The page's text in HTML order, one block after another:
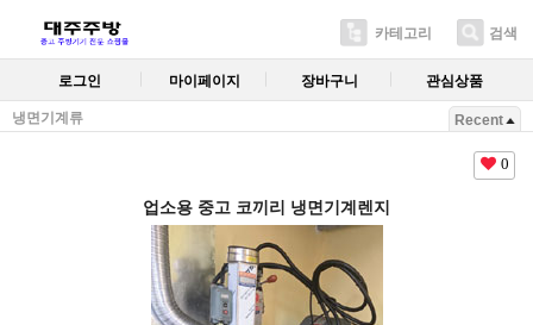
카테고리 검색
로그인 마이페이지 장바구니 관심상품
냉면기계류 Recent
0
업소용 중고 코끼리 냉면기계렌지